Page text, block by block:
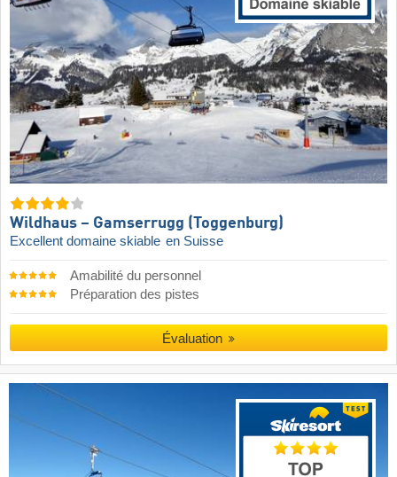
Wildhaus – Gamserrugg (Toggenburg)
Excellent domaine skiable en Suisse
Amabilité du personnel
Préparation des pistes
Évaluation